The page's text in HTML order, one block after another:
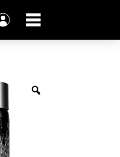
cuenta